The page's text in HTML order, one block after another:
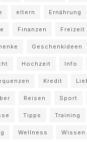
eltern Ernährung
Finanzen Freizeit
Geschenkideen
Hochzeit Info
Kredit
Reisen Sport
Tipps Training
Wellness Wissen